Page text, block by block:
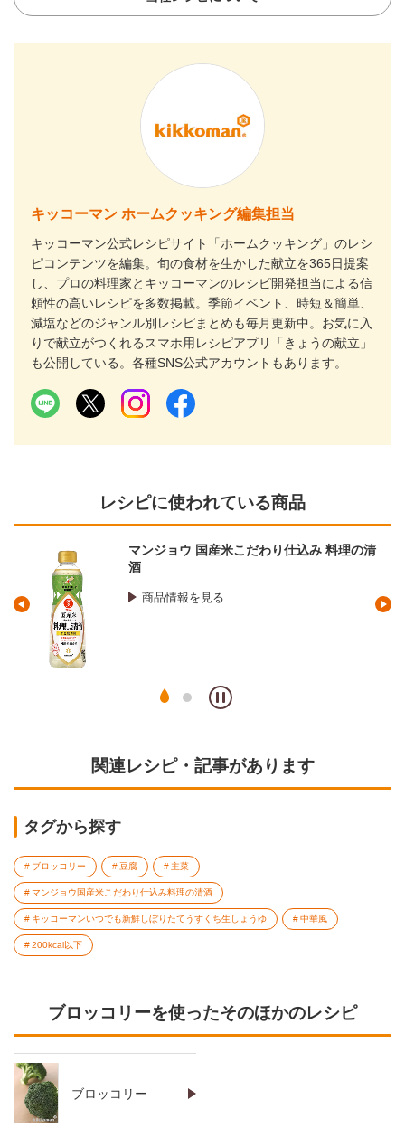
キッコーマン ホームクッキング編集担当
キッコーマン公式レシピサイト「ホームクッキング」のレシ
ピコンテンツを編集。旬の食材を生かした献立を365日提案
し、プロの料理家とキッコーマンのレシピ開発担当による信
頼性の高いレシピを多数掲載。季節イベント、時短＆簡単、
減塩などのジャンル別レシピまとめも毎月更新中。お気に入
りで献立がつくれるスマホ用レシピアプリ「きょうの献立」
も公開している。各種SNS公式アカウントもあります。
レシピに使われている商品
マンジョウ 国産米こだわり仕込み 料理の清
酒
商品情報を見る
関連レシピ・記事があります
タグから探す
ブロッコリー 豆腐 主菜
マンジョウ国産米こだわり仕込み料理の清酒
キッコーマンいつでも新鮮しぼりたてうすくち生しょうゆ 中華風
200kcal以下
ブロッコリーを使ったそのほかのレシピ
ブロッコリー